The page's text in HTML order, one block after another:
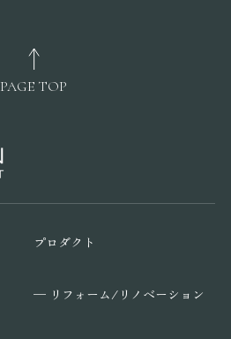
PAGE TOP
プロダクト
─ リフォーム/リノベーション